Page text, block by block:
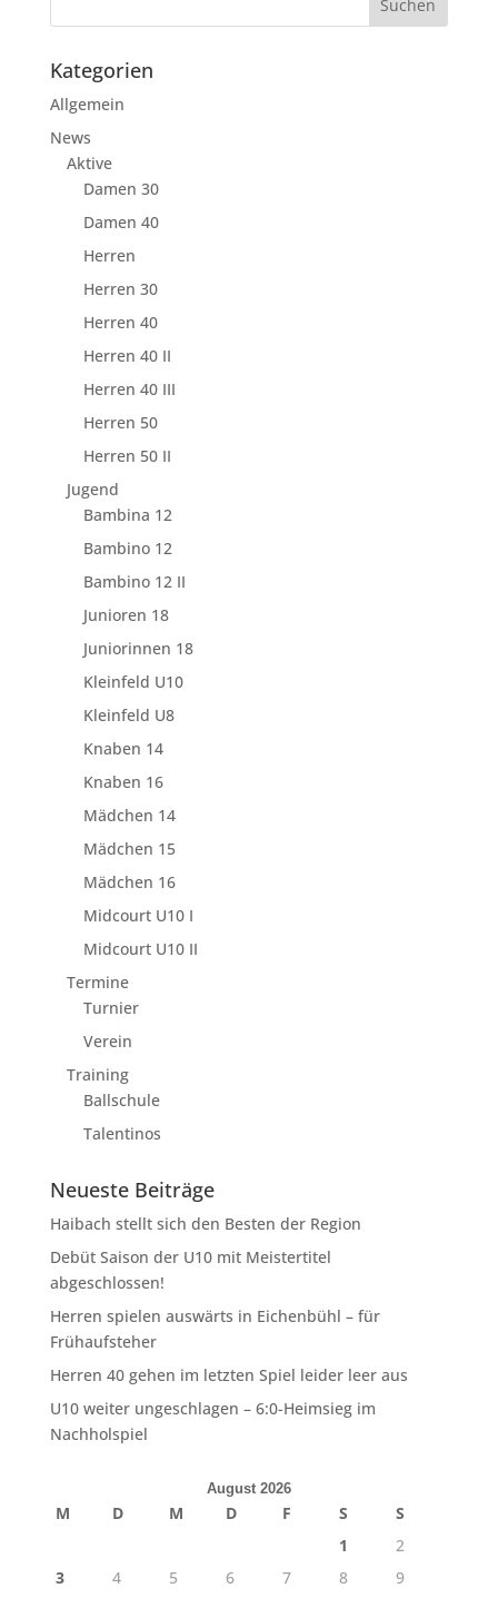
Kategorien
Allgemein
News
Aktive
Damen 30
Damen 40
Herren
Herren 30
Herren 40
Herren 40 II
Herren 40 III
Herren 50
Herren 50 II
Jugend
Bambina 12
Bambino 12
Bambino 12 II
Junioren 18
Juniorinnen 18
Kleinfeld U10
Kleinfeld U8
Knaben 14
Knaben 16
Mädchen 14
Mädchen 15
Mädchen 16
Midcourt U10 I
Midcourt U10 II
Termine
Turnier
Verein
Training
Ballschule
Talentinos
Neueste Beiträge
Haibach stellt sich den Besten der Region
Debüt Saison der U10 mit Meistertitel
abgeschlossen!
Herren spielen auswärts in Eichenbühl – für
Frühaufsteher
Herren 40 gehen im letzten Spiel leider leer aus
U10 weiter ungeschlagen – 6:0-Heimsieg im
Nachholspiel
August 2026
M D M D F S
S
1
2
3
4 5 6 7 8 9